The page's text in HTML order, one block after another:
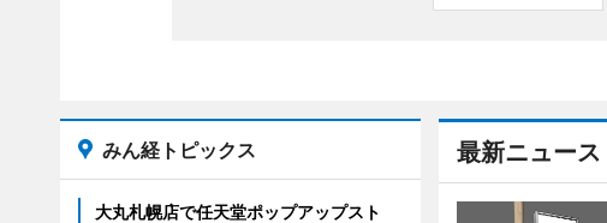
最新ニュース
みん経トピックス
大丸札幌店で任天堂ポップアップスト